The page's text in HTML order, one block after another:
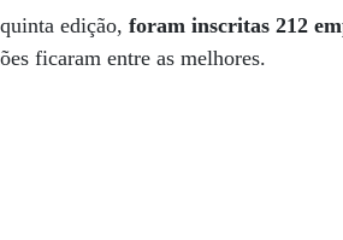
edição,foram inscritas 212
ficaram entre as melhores.